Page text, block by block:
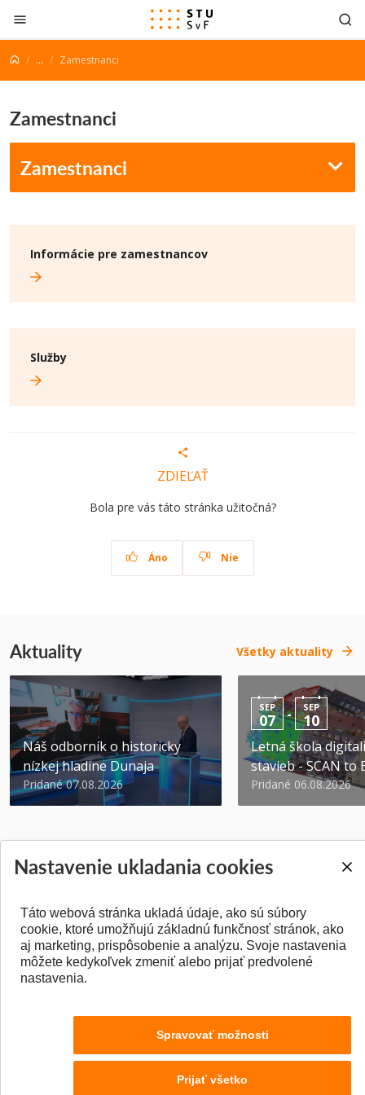
Prejsť na obsah
... Zamestnanci
Zamestnanci
Zamestnanci
Informácie pre zamestnancov
Služby
ZDIEĽAŤ
Bola pre vás táto stránka užitočná?
Áno Nie
Aktuality Všetky aktuality
Náš odborník o historicky
nízkej hladine Dunaja
Pridané 07.08.2026
SEP
07 - SEP
10
Letná škola
stavieb - SCAN to
Pridané 06.08.2026
SPÄŤ NA VRCH
Nastavenie ukladania cookies
Táto webová stránka ukladá údaje, ako sú súbory
cookie, ktoré umožňujú základnú funkčnosť stránok, ako
aj marketing, prispôsobenie a analýzu. Svoje nastavenia
môžete kedykoľvek zmeniť alebo prijať predvolené
nastavenia.
Spravovať možnosti
Prijať všetko